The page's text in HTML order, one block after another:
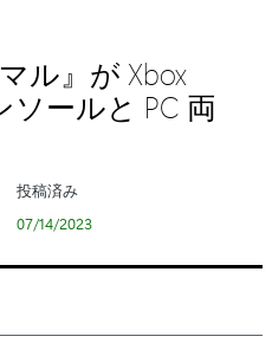
ル』が Xbox
ソールと PC 両
投稿済み
07/14/2023